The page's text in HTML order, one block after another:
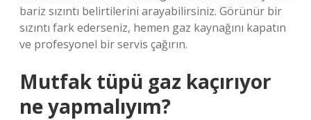
bariz sızıntı belirtilerini arayabilirsiniz. Görünür bir
sızıntı fark ederseniz, hemen gaz kaynağını kapatın
ve profesyonel bir servis çağırın.
Mutfak tüpü gaz kaçırıyor
ne yapmalıyım?